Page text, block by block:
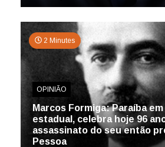
2 Minutes
OPINIÃO
Marcos Formiga: Paraíba
estadual, celebra hoje 96
assassinato do seu então
Pessoa